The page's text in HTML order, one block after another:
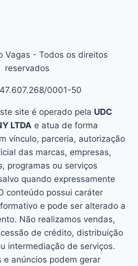
Vagas - Todos os direitos
reservados
0001-50
site é operado pela UDC
LTDAe atua de forma
vínculo, parceria, autorização
das marcas, empresas,
programas ou serviços
quando expressamente
conteúdo possui caráter
e pode ser alterado a
Não realizamos vendas,
de crédito, distribuição
intermediação de serviços.
e anúncios podem gerar